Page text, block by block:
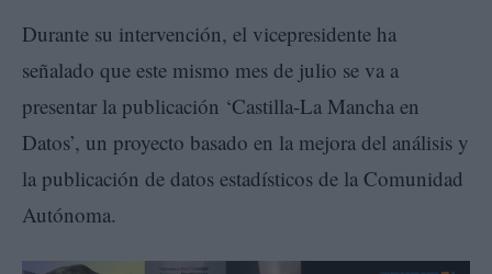
Durante su intervención, el vicepresidente ha
señalado que este mismo mes de julio se va a
presentar la publicación ‘Castilla-La Mancha en
Datos’, un proyecto basado en la mejora del análisis y
la publicación de datos estadísticos de la Comunidad
Autónoma.